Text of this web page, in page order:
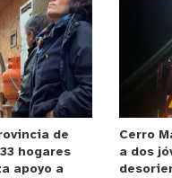
de
hogares
apoyo a
Cerro
a dos